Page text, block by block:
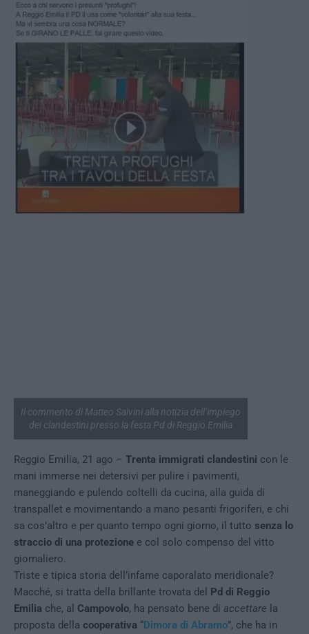
Il commento di Matteo Salvini alla notizia dell’impiego
dei clandestini presso la festa Pd di Reggio Emilia
Reggio Emilia, 21 ago – Trenta immigrati clandestini con le
mani immerse nei detersivi per pulire i pavimenti,
maneggiando e pulendo coltelli da cucina, alla guida di
transpallet e movimentando a mano pesanti frigoriferi, e chi
sa cos’altro e per quanto tempo ogni giorno, il tutto senza lo
straccio di una protezione e col solo compenso del vitto
giornaliero.
Triste e tipica storia dell’infame caporalato meridionale?
Macché, si tratta della brillante trovata del Pd di Reggio
Emilia che, al Campovolo, ha pensato bene di accettare la
proposta della cooperativa “Dimora di Abramo”, che ha in